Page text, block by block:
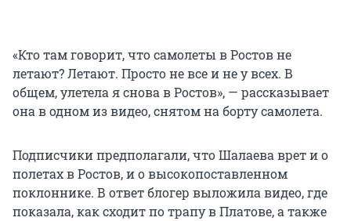
«Кто там говорит, что самолеты в Ростов не
летают? Летают. Просто не все и не у всех. В
общем, улетела я снова в Ростов», — рассказывает
она в одном из видео, снятом на борту самолета.
Подписчики предполагали, что Шалаева врет и о
полетах в Ростов, и о высокопоставленном
поклоннике. В ответ блогер выложила видео, где
показала, как сходит по трапу в Платове, а также